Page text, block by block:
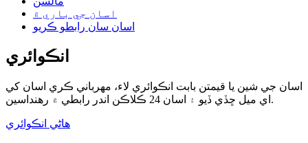
اسان جي باري ۾
اسان سان رابطو ڪريو
انڪوائري
اسان جي شين يا قيمتن بابت انڪوائري لاء، مهرباني ڪري اسان کي
اي ميل ڇڏي ڏيو ۽ اسان 24 ڪلاڪن اندر رابطي ۾ رهنداسين.
هاڻي انڪوائري